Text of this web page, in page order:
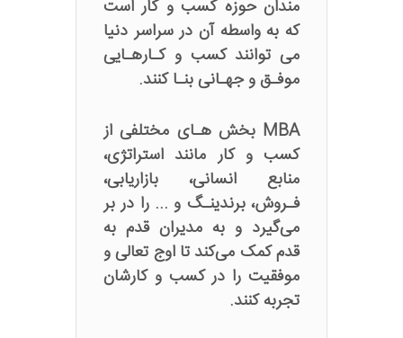
مندان حوزه کسب و کار است
که به واسطه آن در سراسر دنیا
می توانند کسب و کـارهـایی
موفـق و جهـانی بنـا کنند.
MBA بخش هـای مختلفی از
کسب و کار مانند استراتژی،
منابع انسانی، بازاریابی،
فـروش، برندینـگ و ... را در بر
می‌گیرد و به مدیران قدم به
قدم کمک می‌کند تا اوج تعالی و
موفقیت را در کسب و کارشان
تجربه کنند.